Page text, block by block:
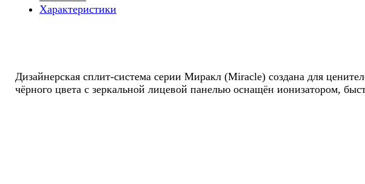
Характеристики
Дизайнерская сплит-система серии Миракл (Miracle) создана для
чёрного цвета с зеркальной лицевой панелью оснащён ионизатором,